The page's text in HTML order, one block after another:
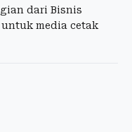
dari Bisnis
media cetak